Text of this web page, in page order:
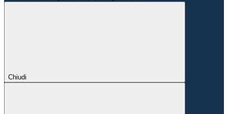
Chiudi